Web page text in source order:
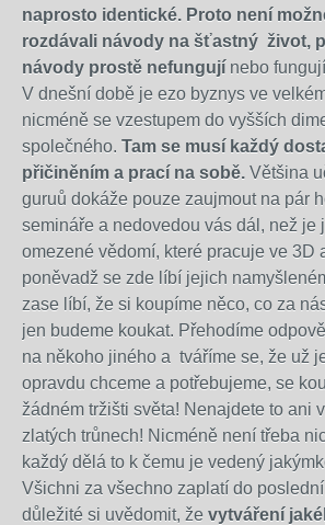
naprosto identické. Proto není
rozdávali návody na šťastný život,
návody prostě nefungují nebo
V dnešní době je ezo byznys ve
nicméně se vzestupem do vyšších
společného. Tam se musí každý
přičiněním a prací na sobě. Většina
guruů dokáže pouze zaujmout na pár
semináře a nedovedou vás dál, než je
omezené vědomí, které pracuje ve 3D
poněvadž se zde líbí jejich
zase líbí, že si koupíme něco, co za
jen budeme koukat. Přehodíme
na někoho jiného a tváříme se, že už
opravdu chceme a potřebujeme, se
žádném tržišti světa! Nenajdete to ani
zlatých trůnech! Nicméně není třeba
každý dělá to k čemu je vedený
Všichni za všechno zaplatí do
důležité si uvědomit, že vytváření